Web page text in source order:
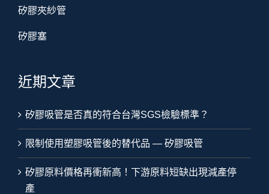
矽膠夾紗管
矽膠塞
近期文章
矽膠吸管是否真的符合台灣SGS檢驗標準？
限制使用塑膠吸管後的替代品 — 矽膠吸管
矽膠原料價格再衝新高！下游原料短缺出現減產停
產